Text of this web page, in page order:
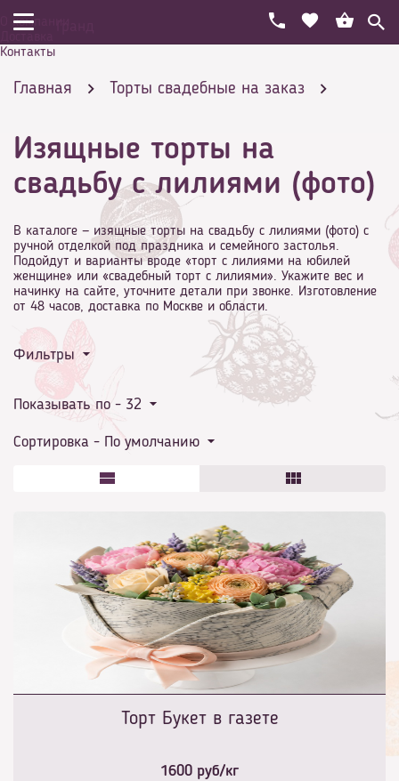
О компании
Контакты
Главная Торты свадебные на заказ
С цветами
Изящные торты на свадьбу с лилиями (фото)
Изящные торты на
свадьбу с лилиями (фото)
В каталоге — изящные торты на свадьбу с лилиями (фото) с
ручной отделкой под праздника и семейного застолья.
Подойдут и варианты вроде «торт с лилиями на юбилей
женщине» или «свадебный торт с лилиями». Укажите вес и
начинку на сайте, уточните детали при звонке. Изготовление
от 48 часов, доставка по Москве и области.
Фильтры
Показывать по - 32
Сортировка - По умолчанию
Торт Букет в газете
1600 руб/кг